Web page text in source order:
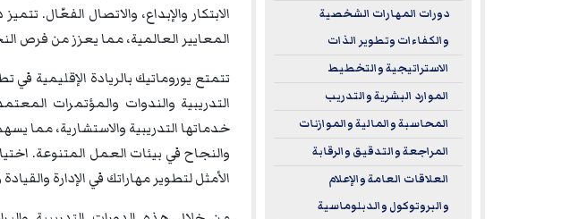
الابتكار والإبداع، والاتصال الفعّال.
المعايير العالمية، مما يعزز من فرص
تتمتع يوروماتيك بالريادة الإقليمية
خدماتها التدريبية والاستشارية، مما
والنجاح في بيئات العمل المتنوعة.
الأمثل لتطوير مهاراتك في الإدارة
دورات المهارات الشخصية
والكفاءات وتطوير الذات
الاستراتيجية والتخطيط
الموارد البشرية والتدريب
المحاسبة والمالية والموازنات
المراجعة والتدقيق والرقابة
العلاقات العامة والإعلام
والبروتوكول والدبلوماسية